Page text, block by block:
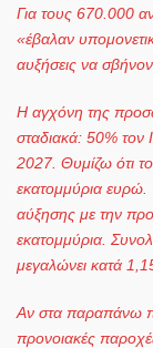
Για τους 670.000
«έβαλαν
αυξήσεις να
Η αγχόνη της
σταδιακά: 50% τον
2027. Θυμίζω ότι
εκατομμύρια
αύξησης με την
εκατομμύρια.
μεγαλώνει κατά
Αν στα παραπάνω
προνοιακές